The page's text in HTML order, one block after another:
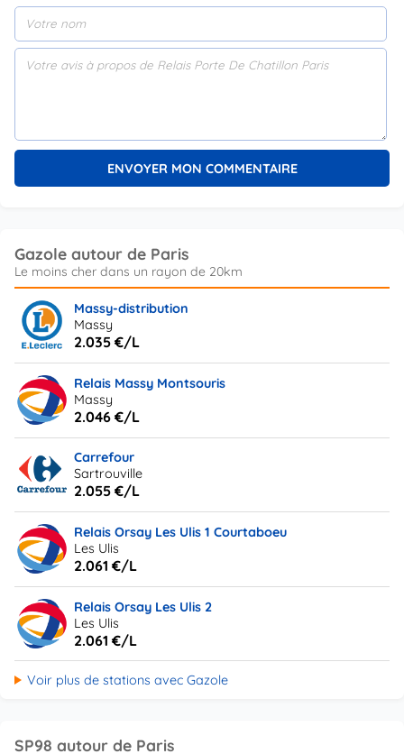
Gazole autour de Paris
Massy-distribution
Massy
2.035 €/L
Relais Massy Montsouris
Massy
2.046 €/L
Carrefour
Sartrouville
2.055 €/L
Relais Orsay Les Ulis 1 Courtaboeu
Les Ulis
2.061 €/L
Relais Orsay Les Ulis 2
Les Ulis
2.061 €/L
Voir plus de stations avec Gazole
SP98 autour de Paris